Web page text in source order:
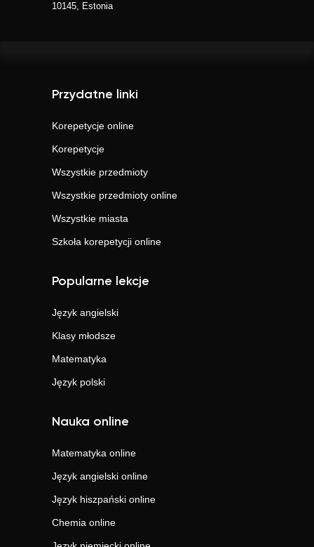
10145, Estonia
Przydatne linki
Korepetycje online
Korepetycje
Wszystkie przedmioty
Wszystkie przedmioty online
Wszystkie miasta
Szkoła korepetycji online
Popularne lekcje
Język angielski
Klasy młodsze
Matematyka
Język polski
Nauka online
Matematyka online
Język angielski online
Język hiszpański online
Chemia online